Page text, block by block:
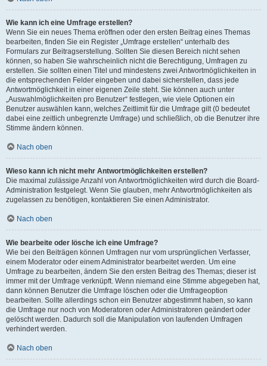
Wie kann ich eine Umfrage erstellen?
Wenn Sie ein neues Thema eröffnen oder den ersten Beitrag eines Themas
bearbeiten, finden Sie ein Register „Umfrage erstellen“ unterhalb des
Formulars zur Beitragserstellung. Sollten Sie diesen Bereich nicht sehen
können, so haben Sie wahrscheinlich nicht die Berechtigung, Umfragen zu
erstellen. Sie sollten einen Titel und mindestens zwei Antwortmöglichkeiten in
die entsprechenden Felder eingeben und dabei sicherstellen, dass jede
Antwortmöglichkeit in einer eigenen Zeile steht. Sie können auch unter
„Auswahlmöglichkeiten pro Benutzer“ festlegen, wie viele Optionen ein
Benutzer auswählen kann, welches Zeitlimit für die Umfrage gilt (0 bedeutet
dabei eine zeitlich unbegrenzte Umfrage) und schließlich, ob die Benutzer ihre
Stimme ändern können.
Nach oben
Wieso kann ich nicht mehr Antwortmöglichkeiten erstellen?
Die maximal zulässige Anzahl von Antwortmöglichkeiten wird durch die Board-
Administration festgelegt. Wenn Sie glauben, mehr Antwortmöglichkeiten als
zugelassen zu benötigen, kontaktieren Sie einen Administrator.
Nach oben
Wie bearbeite oder lösche ich eine Umfrage?
Wie bei den Beiträgen können Umfragen nur vom ursprünglichen Verfasser,
einem Moderator oder einem Administrator bearbeitet werden. Um eine
Umfrage zu bearbeiten, ändern Sie den ersten Beitrag des Themas; dieser ist
immer mit der Umfrage verknüpft. Wenn niemand eine Stimme abgegeben hat,
dann können Benutzer die Umfrage löschen oder die Umfrageoption
bearbeiten. Sollte allerdings schon ein Benutzer abgestimmt haben, so kann
die Umfrage nur noch von Moderatoren oder Administratoren geändert oder
gelöscht werden. Dadurch soll die Manipulation von laufenden Umfragen
verhindert werden.
Nach oben